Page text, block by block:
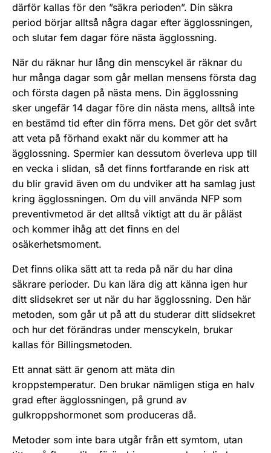
därför kallas för den ”säkra perioden”. Din säkra
period börjar alltså några dagar efter ägglossningen,
och slutar fem dagar före nästa ägglossning.
När du räknar hur lång din menscykel är räknar du
hur många dagar som går mellan mensens första dag
och första dagen på nästa mens. Din ägglossning
sker ungefär 14 dagar före din nästa mens, alltså inte
en bestämd tid efter din förra mens. Det gör det svårt
att veta på förhand exakt när du kommer att ha
ägglossning. Spermier kan dessutom överleva upp till
en vecka i slidan, så det finns fortfarande en risk att
du blir gravid även om du undviker att ha samlag just
kring ägglossningen. Om du vill använda NFP som
preventivmetod är det alltså viktigt att du är påläst
och kommer ihåg att det finns en del
osäkerhetsmoment.
Det finns olika sätt att ta reda på när du har dina
säkrare perioder. Du kan lära dig att känna igen hur
ditt slidsekret ser ut när du har ägglossning. Den här
metoden, som går ut på att du studerar ditt slidsekret
och hur det förändras under menscykeln, brukar
kallas för Billingsmetoden.
Ett annat sätt är genom att mäta din
kroppstemperatur. Den brukar nämligen stiga en halv
grad efter ägglossningen, på grund av
gulkroppshormonet som produceras då.
Metoder som inte bara utgår från ett symtom, utan